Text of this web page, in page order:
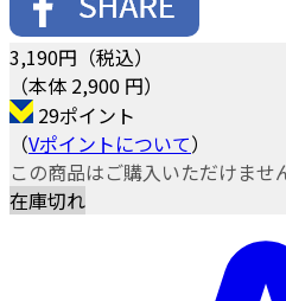
3,190円（税込）
（本体 2,900 円）
29ポイント
（Vポイントについて）
この商品はご購入いただけませ
在庫切れ